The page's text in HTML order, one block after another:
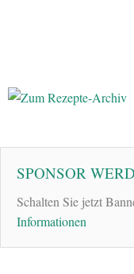
SPONSOR
Schalten Sie jetzt
Informationen